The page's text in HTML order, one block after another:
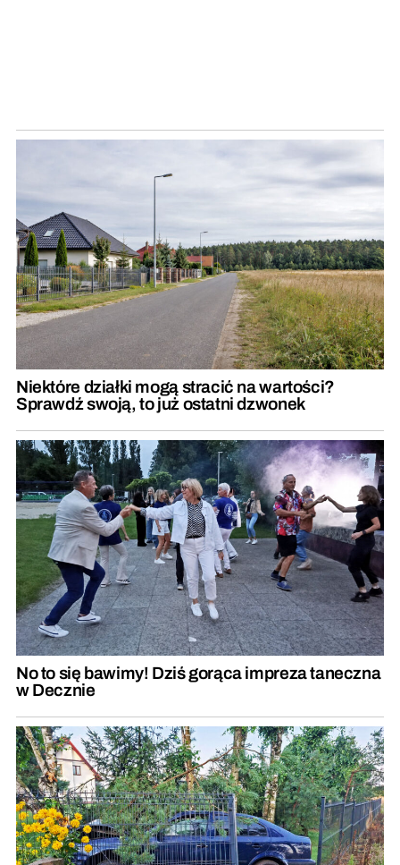
Niektóre działki mogą stracić na wartości?
Sprawdź swoją, to już ostatni dzwonek
No to się bawimy! Dziś gorąca impreza taneczna
w Decznie